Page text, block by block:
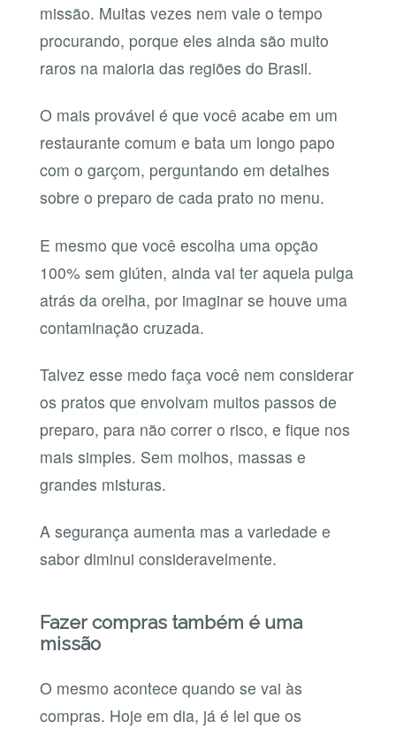
missão. Muitas vezes nem vale o tempo
procurando, porque eles ainda são muito
raros na maioria das regiões do Brasil.
O mais provável é que você acabe em um
restaurante comum e bata um longo papo
com o garçom, perguntando em detalhes
sobre o preparo de cada prato no menu.
E mesmo que você escolha uma opção
100% sem glúten, ainda vai ter aquela pulga
atrás da orelha, por imaginar se houve uma
contaminação cruzada.
Talvez esse medo faça você nem considerar
os pratos que envolvam muitos passos de
preparo, para não correr o risco, e fique nos
mais simples. Sem molhos, massas e
grandes misturas.
A segurança aumenta mas a variedade e
sabor diminui consideravelmente.
Fazer compras também é uma
missão
O mesmo acontece quando se vai às
compras. Hoje em dia, já é lei que os